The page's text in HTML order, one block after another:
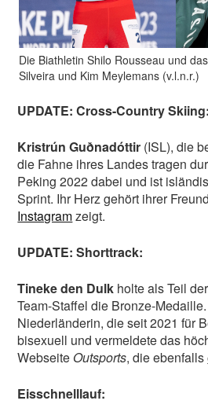
Die Biathletin Shilo Rousseau und
Silveira und Kim Meylemans (v.l.n.r.)
UPDATE: Cross-Country Skiing:
Kristrún Guðnadóttir (ISL), die
die Fahne ihres Landes tragen
Peking 2022 dabei und ist
Sprint. Ihr Herz gehört ihrer
Instagramzeigt.
UPDATE: Shorttrack:
Tineke den Dulk holte als Teil
Team-Staffel die Bronze-
Niederländerin, die seit 2021 für
bisexuell und vermeldete das
Webseite Outsports, die ebenfalls
Eisschnelllauf: